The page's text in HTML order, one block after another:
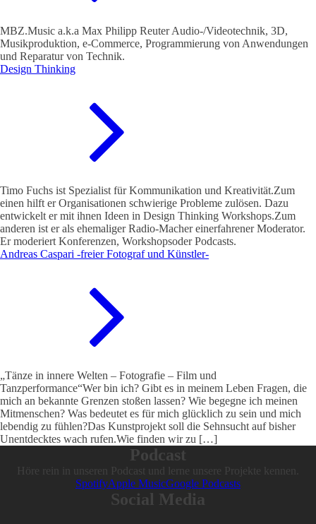
MBZ.Music a.k.a Max Philipp Reuter Audio-/Videotechnik, 3D,
Musikproduktion, e-Commerce, Programmierung von Anwendungen
und Reparatur von Technik.
Design Thinking
Timo Fuchs ist Spezialist für Kommunikation und Kreativität.Zum
einen hilft er Organisationen schwierige Probleme zulösen. Dazu
entwickelt er mit ihnen Ideen in Design Thinking Workshops.Zum
anderen ist er als ehemaliger Radio-Macher einerfahrener Moderator.
Er moderiert Konferenzen, Workshopsoder Podcasts.
Andreas Caspari -freier Fotograf und Künstler-
„Tänze in innere Welten – Fotografie – Film und
Tanzperformance“Wer bin ich? Gibt es in meinem Leben Fragen, die
mich an bekannte Grenzen stoßen lassen? Wie begegne ich meinen
Mitmenschen? Was bedeutet es für mich glücklich zu sein und mich
lebendig zu fühlen?Das Kunstprojekt soll die Sehnsucht auf bisher
Unentdecktes wach rufen.Wie finden wir zu […]
Podcast
Höre rein in unseren Podcast und lerne unsere Projekte kennen.
SpotifyApple MusicGoogle Podcasts
Social Media